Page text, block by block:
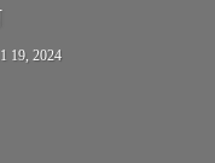
19, 2024